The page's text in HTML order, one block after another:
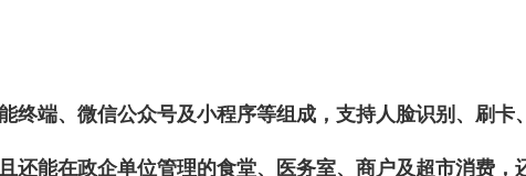
终端、微信公众号及小程序等组成，支持人脸识别、刷卡
还能在政企单位管理的食堂、医务室、商户及超市消费